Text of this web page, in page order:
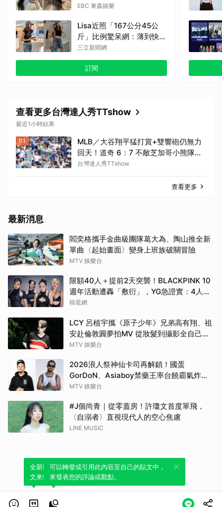
除了
EBC 東森娛樂
Lisa近照「167公分45公
斤」比例驚呆網：薄到快消
失
三立新聞網
訂閱
查看更多台灣達人秀TTshow
最近1小時結果
01
MLB／大谷翔平猛打賞+雙響砲仍無力
回天！道奇 6：7 不敵芝加哥小熊隊連
續兩個系列賽遭橫掃 苦吞6連敗
台灣達人秀TTshow
查看更多
最新消息
閻奕格攜手金曲級團隊葛大為、陶山推全新
單曲〈起始畫面〉變身上班族破關冒險
MTV 娛樂台
限額40人＋提前2天突襲！BLACKPINK 10
週年活動遭轟「敷衍」，YG急證實：4人確
定完全體出席
韓星網
LCY 呂植宇攜《原子少年》兄弟高有翔、祖
安赴倫敦圓夢拍MV 從妝髮到攝影全自己
來！
MTV 娛樂台
2026浪人祭神仙卡司再解鎖！國蛋
GorDoN、Asiaboy禁藥王率台饒霸氣炸翻
府城 11 月安平重磅開躁！
MTV 娛樂台
#J個尚青｜從零蓋房！許瓊文首度單飛，
〈自溺者〉直視現代人的空心焦慮
LINE MUSIC
全新體驗！一鍵引用此內容，透過發布貼
文來輕鬆表達個人立場。
可以轉發或引用此內容至自己的貼文中，
來發表您的評論或觀點。